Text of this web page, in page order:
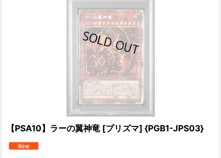
【PSA10】ラーの翼神竜 [プリズマ] {PGB1-JPS03}